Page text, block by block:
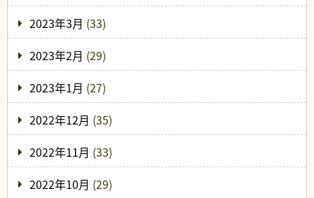
2023年3月 (33)
2023年2月 (29)
2023年1月 (27)
2022年12月 (35)
2022年11月 (33)
2022年10月 (29)